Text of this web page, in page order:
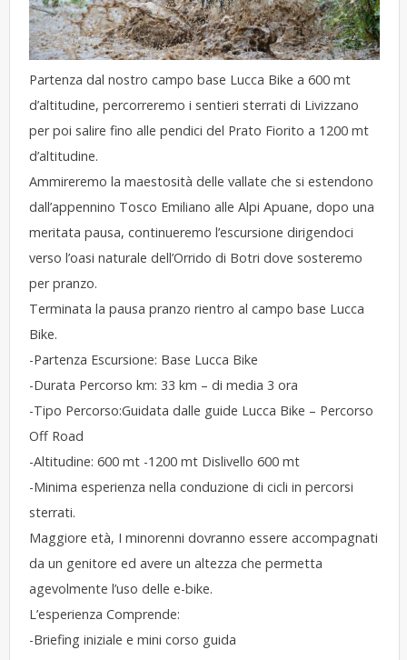
Partenza dal nostro campo base Lucca Bike a 600 mt
d’altitudine, percorreremo i sentieri sterrati di Livizzano
per poi salire fino alle pendici del Prato Fiorito a 1200 mt
d’altitudine.
Ammireremo la maestosità delle vallate che si estendono
dall’appennino Tosco Emiliano alle Alpi Apuane, dopo una
meritata pausa, continueremo l’escursione dirigendoci
verso l’oasi naturale dell’Orrido di Botri dove sosteremo
per pranzo.
Terminata la pausa pranzo rientro al campo base Lucca
Bike.
-Partenza Escursione: Base Lucca Bike
-Durata Percorso km: 33 km – di media 3 ora
-Tipo Percorso:Guidata dalle guide Lucca Bike – Percorso
Off Road
-Altitudine: 600 mt -1200 mt Dislivello 600 mt
-Minima esperienza nella conduzione di cicli in percorsi
sterrati.
Maggiore età, I minorenni dovranno essere accompagnati
da un genitore ed avere un altezza che permetta
agevolmente l’uso delle e-bike.
​​L’esperienza Comprende:
-Briefing iniziale e mini corso guida